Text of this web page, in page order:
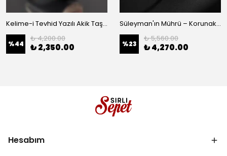
Kelime-i Tevhid Yazılı Akik Taşlı 925 Ayar Gümüş Yüzük
%44
₺ 4,200.00
₺ 2,350.00
Süleyman'ın Mührü – Korunaklı Taç | 925 Ayar Gümüş Yüzük
%23
₺ 5,560.00
₺ 4,270.00
Hesabım